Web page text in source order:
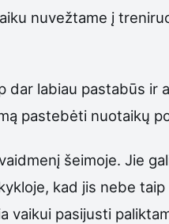
nuvežtame į
dar labiau pastabūs
pastebėti nuotaikų
šeimoje. Jie
kad jis nebe
vaikui pasijusti